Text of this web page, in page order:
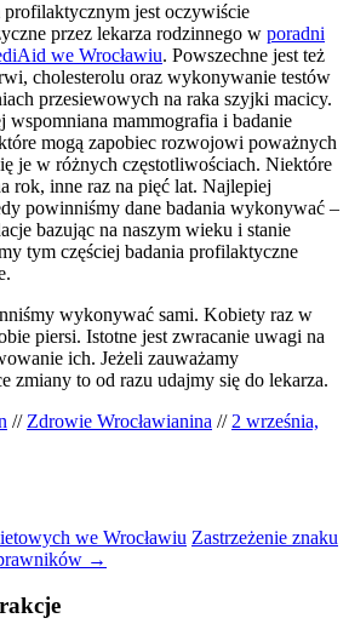
profilaktycznym jest oczywiście
przez lekarza rodzinnego w poradni
we Wrocławiu. Powszechne jest też
cholesterolu oraz wykonywanie testów
przesiewowych na raka szyjki macicy.
wspomniana mammografia i badanie
mogą zapobiec rozwojowi poważnych
je w różnych częstotliwościach. Niektóre
rok, inne raz na pięć lat. Najlepiej
powinniśmy dane badania wykonywać –
bazując na naszym wieku i stanie
tym częściej badania profilaktyczne
wykonywać sami. Kobiety raz w
piersi. Istotne jest zwracanie uwagi na
ich. Jeżeli zauważamy
zmiany to od razu udajmy się do lekarza.
// Zdrowie Wrocławianina // 2 września,
we Wrocławiu Zastrzeżenie znaku
→